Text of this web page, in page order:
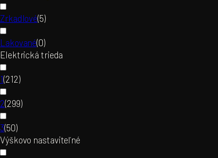
Zrkadlové(5)
Lakované(0)
Elektrická trieda
1(212)
2(299)
3(50)
Výškovo nastaviteľné